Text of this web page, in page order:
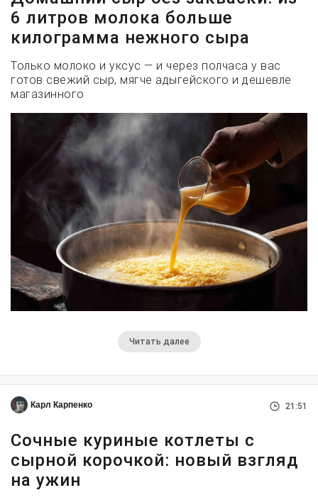
6 литров молока больше
килограмма нежного сыра
Только молоко и уксус — и через полчаса у вас
готов свежий сыр, мягче адыгейского и дешевле
магазинного
Читать далее
Карл Карпенко 21:51
Сочные куриные котлеты с
сырной корочкой: новый взгляд
на ужин